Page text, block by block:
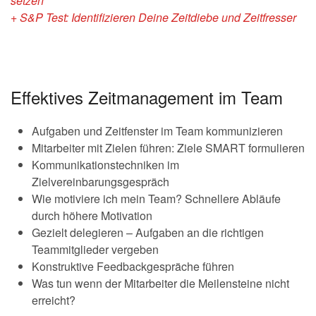
+ S&P Test: Identifizieren Deine Zeitdiebe und Zeitfresser
Effektives Zeitmanagement im Team
Aufgaben und Zeitfenster im Team kommunizieren
Mitarbeiter mit Zielen führen: Ziele SMART formulieren
Kommunikationstechniken im
Zielvereinbarungsgespräch
Wie motiviere ich mein Team? Schnellere Abläufe
durch höhere Motivation
Gezielt delegieren – Aufgaben an die richtigen
Teammitglieder vergeben
Konstruktive Feedbackgespräche führen
Was tun wenn der Mitarbeiter die Meilensteine nicht
erreicht?